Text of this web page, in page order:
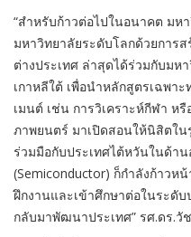
“สำหรับก้าวต่อไปในอนาคต มห
มหาวิทยาลัยระดับโลกด้วยการ
ต่างประเทศ ล่าสุดได้ร่วมกับมห
เกาหลีใต้ เพื่อนำหลักสูตรเฉพา
เมนต์ เช่น การวิเคราะห์กีฬา ห
ภาพยนตร์ มาเปิดสอนให้นิสิตใ
ร่วมมือกับประเทศไต้หวันในด้า
(Semiconductor) ก็กำลังก้าวห
ฝึกงานและเข้าศึกษาต่อในระดั
กลับมาพัฒนาประเทศ” รศ.ดร.วั